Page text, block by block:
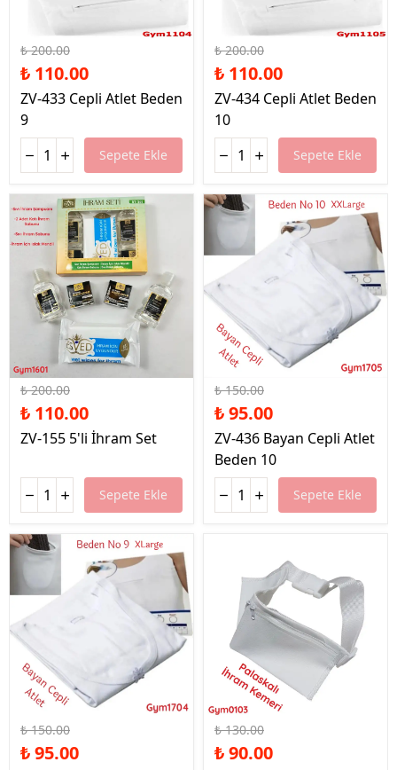
%45 İndirim
₺ 200.00
₺ 110.00
ZV-433 Cepli Atlet Beden
9
Sepete Ekle
%45 İndirim
₺ 200.00
₺ 110.00
ZV-434 Cepli Atlet Beden
10
Sepete Ekle
%45 İndirim
₺ 200.00
₺ 110.00
ZV-155 5'li İhram Set
Sepete Ekle
%37 İndirim
₺ 150.00
₺ 95.00
ZV-436 Bayan Cepli Atlet
Beden 10
Sepete Ekle
%37 İndirim
₺ 150.00
₺ 95.00
%31 İndirim
₺ 130.00
₺ 90.00